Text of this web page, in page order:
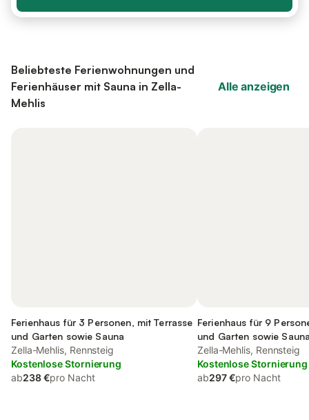
Beliebteste Ferienwohnungen und
Ferienhäuser mit Sauna in Zella-
Mehlis
Alle anzeigen
Ferienhaus für 3 Personen, mit Terrasse
und Garten sowie Sauna
Zella-Mehlis, Rennsteig
Kostenlose Stornierung
ab238 €pro Nacht
Ferienhaus für 9
und Garten sowie
Zella-Mehlis, Rennsteig
Kostenlose Stornierung
ab297 €pro Nacht